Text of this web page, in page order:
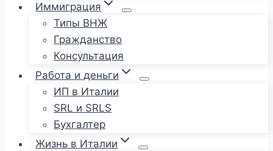
Иммиграция
Типы ВНЖ
Гражданство
Консультация
Работа и деньги
ИП в Италии
SRL и SRLS
Бухгалтер
Жизнь в Италии